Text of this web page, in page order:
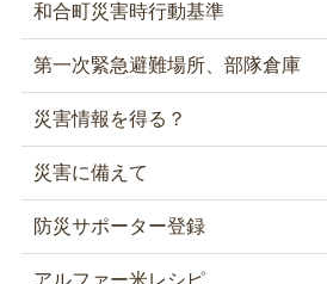
和合町災害時行動基準
第一次緊急避難場所、部隊倉庫
災害情報を得る？
災害に備えて
防災サポーター登録
アルファー米レシピ